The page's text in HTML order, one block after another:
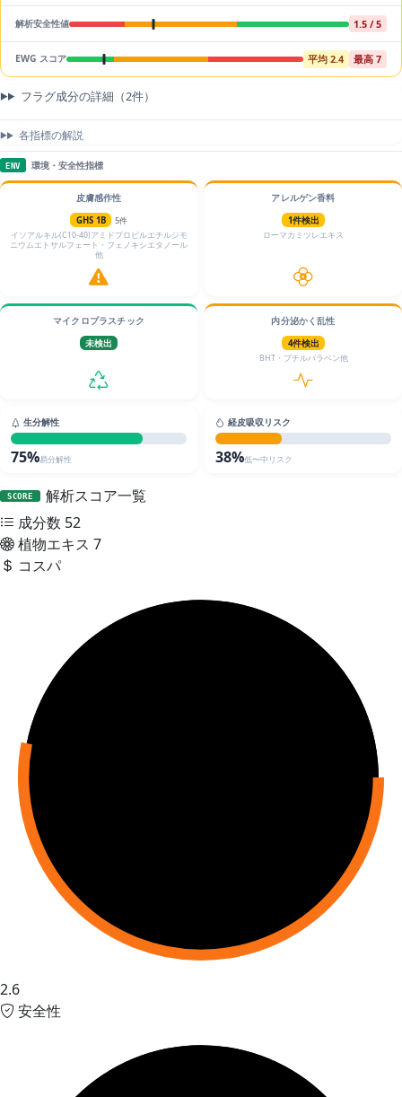
解析安全性値 1.5 / 5
EWG スコア 平均 2.4 最高 7
フラグ成分の詳細（2件）
各指標の解説
ENV 環境・安全性指標
皮膚感作性
GHS 1B
5件
イソアルキル(C10-40)アミドプロピルエチルジモ
ニウムエトサルフェート・フェノキシエタノール
他
アレルゲン香料
1件検出
ローマカミツレエキス
マイクロプラスチック
未検出
内分泌かく乱性
4件検出
BHT・プチルパラベン他
生分解性
75%易分解性
経皮吸収リスク
38%低〜中リスク
SCORE
解析スコア一覧
成分数 52
植物エキス 7
コスパ
2.6
安全性